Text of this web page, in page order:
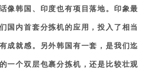
像韩国、印度也有项目落地。印象最
国内首套分拣机的应用，投入了相当
成就感。另外韩国有一套，是我们迄
一个双层包裹分拣机，还是比较壮观